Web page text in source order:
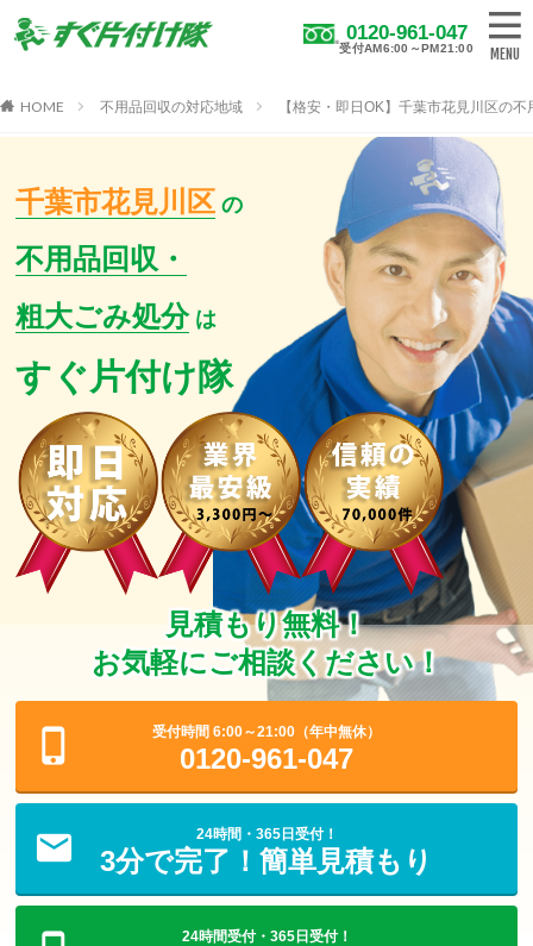
0120-961-047
受付AM6:00～PM21:00
HOME 不用品回収の対応地域 【格安・即日OK】千葉市花見川区の
千葉市花見川区 の
不用品回収・
粗大ごみ処分 は
すぐ片付け隊
見積もり無料！
お気軽にご相談ください！
受付時間 6:00～21:00（年中無休）
0120-961-047
24時間・365日受付！
3分で完了！簡単見積もり
24時間受付・365日受付！